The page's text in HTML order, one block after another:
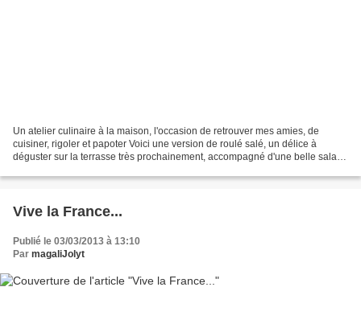
Un atelier culinaire à la maison, l'occasion de retrouver mes amies, de
cuisiner, rigoler et papoter Voici une version de roulé salé, un délice à
déguster sur la terrasse très prochainement, accompagné d'une belle salade
Vive la France...
Publié le 03/03/2013 à 13:10
Par magaliJolyt